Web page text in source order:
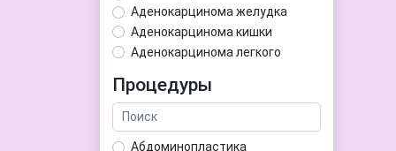
Аденокарцинома желудка
Аденокарцинома кишки
Аденокарцинома легкого
Аденома гипофиза
Аденома простаты
Аденома щитовидной железы
Процедуры
Абдоминопластика